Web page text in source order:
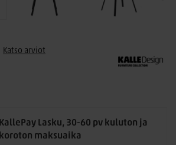
Katso arviot
KallePay Lasku, 30-60 pv kuluton ja
koroton maksuaika